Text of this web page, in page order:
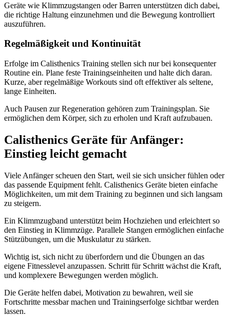
Geräte wie Klimmzugstangen oder Barren unterstützen dich dabei,
die richtige Haltung einzunehmen und die Bewegung kontrolliert
auszuführen.
Regelmäßigkeit und Kontinuität
Erfolge im Calisthenics Training stellen sich nur bei konsequenter
Routine ein. Plane feste Trainingseinheiten und halte dich daran.
Kurze, aber regelmäßige Workouts sind oft effektiver als seltene,
lange Einheiten.
Auch Pausen zur Regeneration gehören zum Trainingsplan. Sie
ermöglichen dem Körper, sich zu erholen und Kraft aufzubauen.
Calisthenics Geräte für Anfänger:
Einstieg leicht gemacht
Viele Anfänger scheuen den Start, weil sie sich unsicher fühlen oder
das passende Equipment fehlt. Calisthenics Geräte bieten einfache
Möglichkeiten, um mit dem Training zu beginnen und sich langsam
zu steigern.
Ein Klimmzugband unterstützt beim Hochziehen und erleichtert so
den Einstieg in Klimmzüge. Parallele Stangen ermöglichen einfache
Stützübungen, um die Muskulatur zu stärken.
Wichtig ist, sich nicht zu überfordern und die Übungen an das
eigene Fitnesslevel anzupassen. Schritt für Schritt wächst die Kraft,
und komplexere Bewegungen werden möglich.
Die Geräte helfen dabei, Motivation zu bewahren, weil sie
Fortschritte messbar machen und Trainingserfolge sichtbar werden
lassen.